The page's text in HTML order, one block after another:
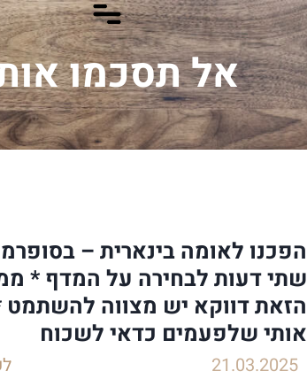
אל תסכמו
הפכנו לאומה בינארית –
שתי דעות לבחירה על המדף *
הזאת דווקא יש מצווה להשתמט *
אותי שלפעמים כדאי לשכוח
21.03.2025